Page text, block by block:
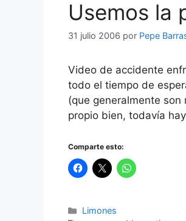
Usemos la
31 julio 2006 por Pepe
Video de accidente
todo el tiempo de
(que generalmente
propio bien, todavía
Comparte esto:
Categorías
Limones